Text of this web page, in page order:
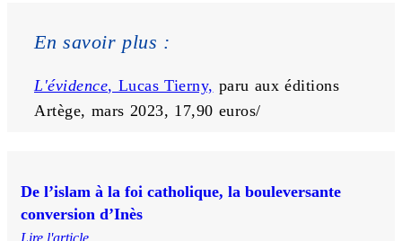
En savoir plus :
L'évidence, Lucas Tierny, paru aux éditions
Artège, mars 2023, 17,90 euros/
De l’islam à la foi catholique, la bouleversante
conversion d’Inès
Lire l'article